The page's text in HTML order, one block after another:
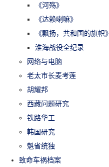
《河殇》
《达赖喇嘛》
《飘扬，共和国的旗帜》
淮海战役全纪录
网络与电脑
老太市长麦考莲
胡耀邦
西藏问题研究
铁路华工
韩国研究
魁省统独
致命车祸档案